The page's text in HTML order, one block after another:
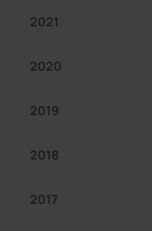
2021
2020
2019
2018
2017